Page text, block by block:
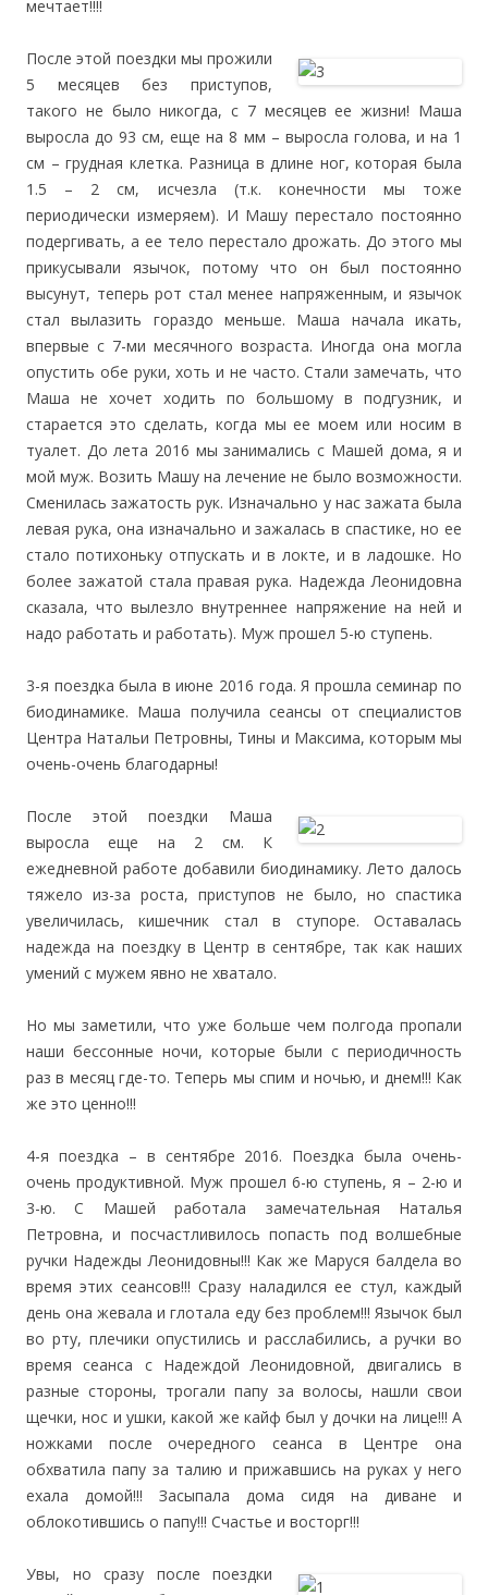
мечтает!!!!
После этой поездки мы прожили
5 месяцев без приступов,
такого не было никогда, с 7 месяцев ее жизни! Маша
выросла до 93 см, еще на 8 мм – выросла голова, и на 1
см – грудная клетка. Разница в длине ног, которая была
1.5 – 2 см, исчезла (т.к. конечности мы тоже
периодически измеряем). И Машу перестало постоянно
подергивать, а ее тело перестало дрожать. До этого мы
прикусывали язычок, потому что он был постоянно
высунут, теперь рот стал менее напряженным, и язычок
стал вылазить гораздо меньше. Маша начала икать,
впервые с 7-ми месячного возраста. Иногда она могла
опустить обе руки, хоть и не часто. Стали замечать, что
Маша не хочет ходить по большому в подгузник, и
старается это сделать, когда мы ее моем или носим в
туалет. До лета 2016 мы занимались с Машей дома, я и
мой муж. Возить Машу на лечение не было возможности.
Сменилась зажатость рук. Изначально у нас зажата была
левая рука, она изначально и зажалась в спастике, но ее
стало потихоньку отпускать и в локте, и в ладошке. Но
более зажатой стала правая рука. Надежда Леонидовна
сказала, что вылезло внутреннее напряжение на ней и
надо работать и работать). Муж прошел 5-ю ступень.
3-я поездка была в июне 2016 года. Я прошла семинар по
биодинамике. Маша получила сеансы от специалистов
Центра Натальи Петровны, Тины и Максима, которым мы
очень-очень благодарны!
После этой поездки Маша
выросла еще на 2 см. К
ежедневной работе добавили биодинамику. Лето далось
тяжело из-за роста, приступов не было, но спастика
увеличилась, кишечник стал в ступоре. Оставалась
надежда на поездку в Центр в сентябре, так как наших
умений с мужем явно не хватало.
Но мы заметили, что уже больше чем полгода пропали
наши бессонные ночи, которые были с периодичность
раз в месяц где-то. Теперь мы спим и ночью, и днем!!! Как
же это ценно!!!
4-я поездка – в сентябре 2016. Поездка была очень-
очень продуктивной. Муж прошел 6-ю ступень, я – 2-ю и
3-ю. С Машей работала замечательная Наталья
Петровна, и посчастливилось попасть под волшебные
ручки Надежды Леонидовны!!! Как же Маруся балдела во
время этих сеансов!!! Сразу наладился ее стул, каждый
день она жевала и глотала еду без проблем!!! Язычок был
во рту, плечики опустились и расслабились, а ручки во
время сеанса с Надеждой Леонидовной, двигались в
разные стороны, трогали папу за волосы, нашли свои
щечки, нос и ушки, какой же кайф был у дочки на лице!!! А
ножками после очередного сеанса в Центре она
обхватила папу за талию и прижавшись на руках у него
ехала домой!!! Засыпала дома сидя на диване и
облокотившись о папу!!! Счастье и восторг!!!
Увы, но сразу после поездки